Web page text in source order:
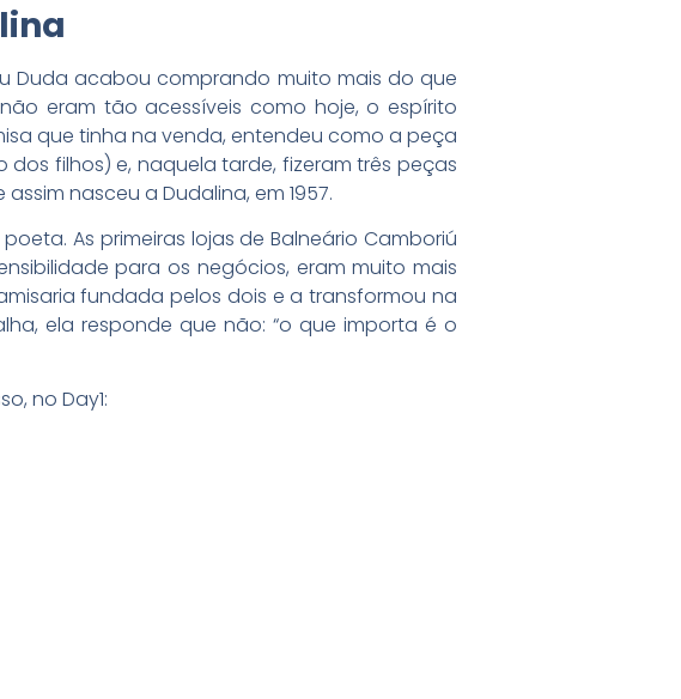
Duda acabou comprando muito mais do que
eram tão acessíveis como hoje, o espírito
que tinha na venda, entendeu como a peça
filhos) e, naquela tarde, fizeram três peças
nasceu a Dudalina, em 1957.
As primeiras lojas de Balneário Camboriú
para os negócios, eram muito mais
fundada pelos dois e a transformou na
ela responde que não: “o que importa é o
no Day1: